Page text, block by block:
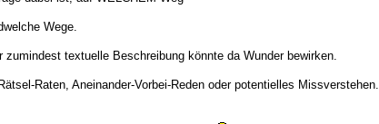
Wege.
zumindest textuelle Beschreibung könnte da Wunder bewirken.
Raten, Aneinander-Vorbei-Reden oder potentielles Missverstehen.